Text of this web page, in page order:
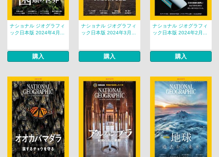
ナショナル ジオグラフィ
ック日本版 2024年4月...
購入
ナショナル ジオグラフィ
ック日本版 2024年3月...
購入
ナショナル ジオグラフィ
ック日本版 2024年2月...
購入